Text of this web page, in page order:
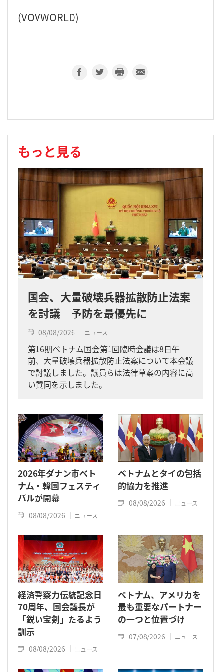
(VOVWORLD)
もっと見る
国会、大量破壊兵器拡散防止法案
を討議 予防を最優先に
08/08/2026 ニュース
第16期ベトナム国会第1回臨時会議は8日午
前、大量破壊兵器拡散防止法案について本会議
で討議しました。議員らは法律草案の内容に高
い賛同を示しました。
2026年ダナン市ベト
ナム・韓国フェスティ
バルが開幕
08/08/2026 ニュース
ベトナムとタイの包括
的協力を推進
08/08/2026 ニュース
経済警察力伝統記念日
70周年、国会議長が
「鋭い宝剣」たるよう
訓示
08/08/2026 ニュース
ベトナム、アメリカを
最も重要なパートナー
の一つと位置づけ
07/08/2026 ニュース